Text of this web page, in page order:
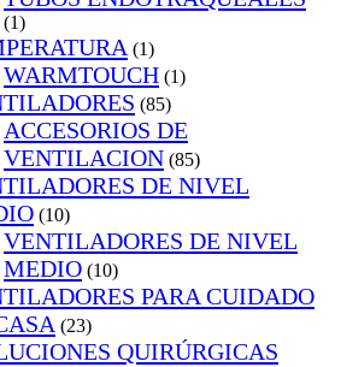
(1)
(1)
WARMTOUCH (1)
(85)
ACCESORIOS DE
VENTILACION (85)
DE NIVEL
(10)
VENTILADORES DE NIVEL
MEDIO (10)
PARA CUIDADO
(23)
QUIRÚRGICAS